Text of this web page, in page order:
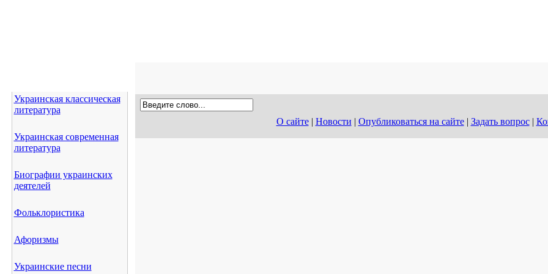
Украинская классическая
литература
Украинская современная
литература
Биографии украинских
деятелей
Фольклористика
Афоризмы
Украинские песни
О сайте| Новости | Опубликоваться на сайте| Задать вопрос|